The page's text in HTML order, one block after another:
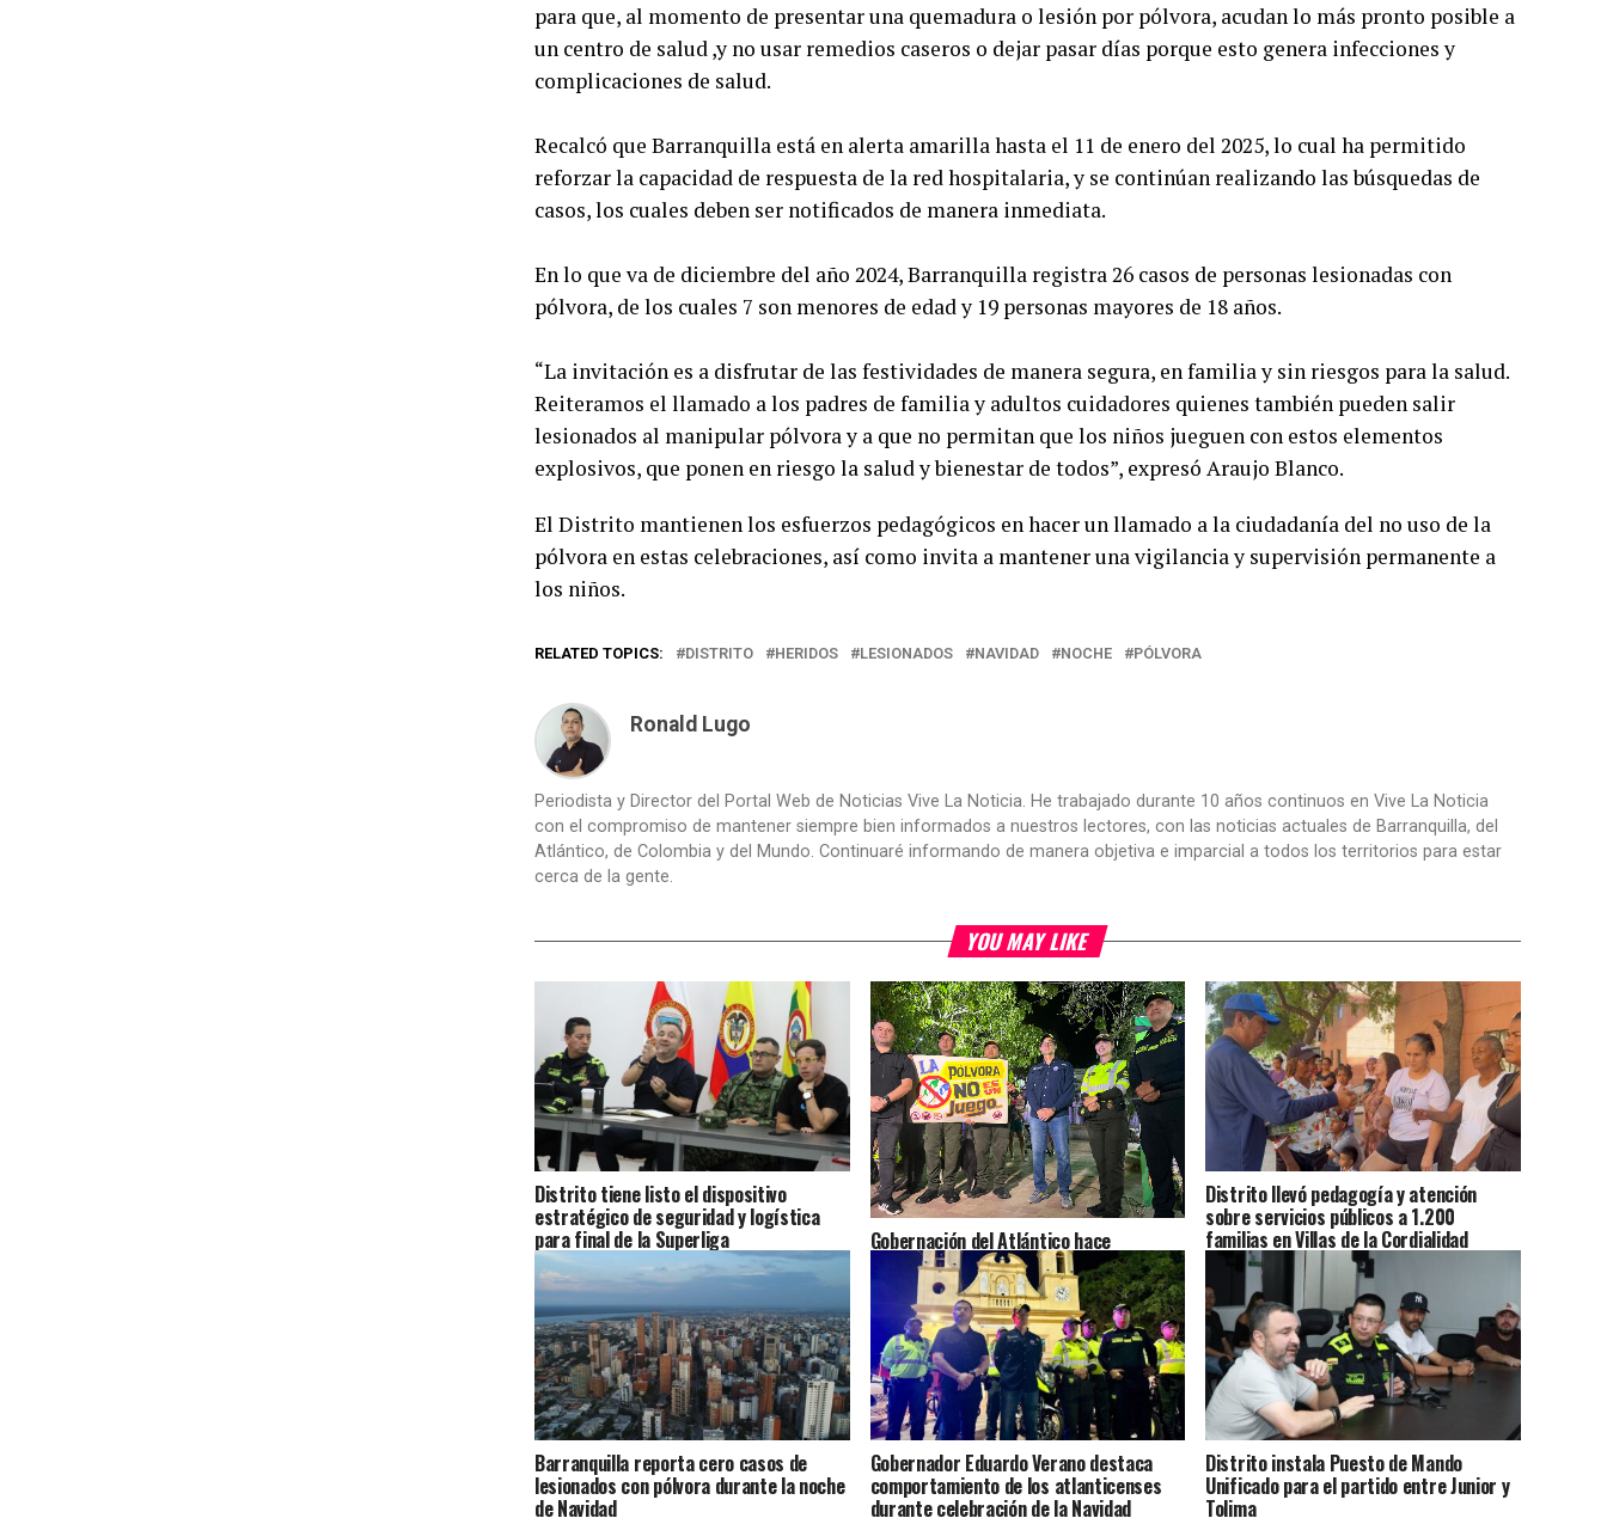
para que, al momento de presentar una quemadura o lesión por pólvora, acudan lo más pronto posible a
un centro de salud ,y no usar remedios caseros o dejar pasar días porque esto genera infecciones y
complicaciones de salud.
Recalcó que Barranquilla está en alerta amarilla hasta el 11 de enero del 2025, lo cual ha permitido
reforzar la capacidad de respuesta de la red hospitalaria, y se continúan realizando las búsquedas de
casos, los cuales deben ser notificados de manera inmediata.
En lo que va de diciembre del año 2024, Barranquilla registra 26 casos de personas lesionadas con
pólvora, de los cuales 7 son menores de edad y 19 personas mayores de 18 años.
“La invitación es a disfrutar de las festividades de manera segura, en familia y sin riesgos para la salud.
Reiteramos el llamado a los padres de familia y adultos cuidadores quienes también pueden salir
lesionados al manipular pólvora y a que no permitan que los niños jueguen con estos elementos
explosivos, que ponen en riesgo la salud y bienestar de todos”, expresó Araujo Blanco.
El Distrito mantienen los esfuerzos pedagógicos en hacer un llamado a la ciudadanía del no uso de la
pólvora en estas celebraciones, así como invita a mantener una vigilancia y supervisión permanente a
los niños.
RELATED TOPICS: DISTRITO HERIDOS LESIONADOS NAVIDAD NOCHE PÓLVORA
Ronald Lugo
Periodista y Director del Portal Web de Noticias Vive La Noticia. He trabajado durante 10 años continuos en Vive La Noticia
con el compromiso de mantener siempre bien informados a nuestros lectores, con las noticias actuales de Barranquilla, del
Atlántico, de Colombia y del Mundo. Continuaré informando de manera objetiva e imparcial a todos los territorios para estar
cerca de la gente.
YOU MAY LIKE
Distrito tiene listo el dispositivo
estratégico de seguridad y logística
para final de la Superliga Gobernación del Atlántico hace
seguimiento riguroso a casos de
menores quemados por pólvora
Distrito llevó pedagogía y atención
sobre servicios públicos a 1.200
familias en Villas de la Cordialidad
Barranquilla reporta cero casos de
lesionados con pólvora durante la noche
de Navidad
Gobernador Eduardo Verano destaca
comportamiento de los atlanticenses
durante celebración de la Navidad
Distrito instala Puesto de Mando
Unificado para el partido entre Junior y
Tolima